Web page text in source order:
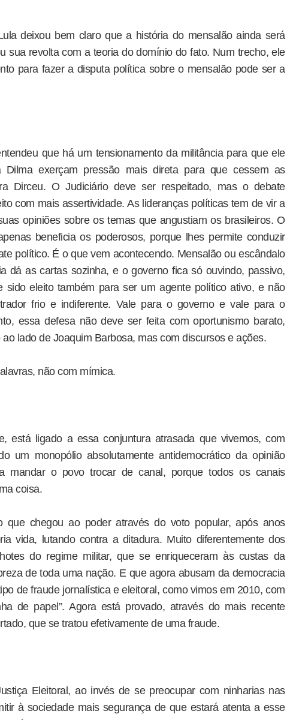
deixou bem claro que a história do mensalão ainda será
sua revolta com a teoria do domínio do fato. Num trecho, ele
para fazer a disputa política sobre o mensalão pode ser a
que há um tensionamento da militância para que ele
exerçam pressão mais direta para que cessem as
Dirceu. O Judiciário deve ser respeitado, mas o debate
com mais assertividade. As lideranças políticas tem de vir a
opiniões sobre os temas que angustiam os brasileiros. O
beneficia os poderosos, porque lhes permite conduzir
político. É o que vem acontecendo. Mensalão ou escândalo
dá as cartas sozinha, e o governo fica só ouvindo, passivo,
sido eleito também para ser um agente político ativo, e não
frio e indiferente. Vale para o governo e vale para o
essa defesa não deve ser feita com oportunismo barato,
lado de Joaquim Barbosa, mas com discursos e ações.
não com mímica.
está ligado a essa conjuntura atrasada que vivemos, com
um monopólio absolutamente antidemocrático da opinião
mandar o povo trocar de canal, porque todos os canais
coisa.
que chegou ao poder através do voto popular, após anos
vida, lutando contra a ditadura. Muito diferentemente dos
do regime militar, que se enriqueceram às custas da
de toda uma nação. E que agora abusam da democracia
de fraude jornalística e eleitoral, como vimos em 2010, com
de papel”. Agora está provado, através do mais recente
que se tratou efetivamente de uma fraude.
Eleitoral, ao invés de se preocupar com ninharias nas
à sociedade mais segurança de que estará atenta a esse